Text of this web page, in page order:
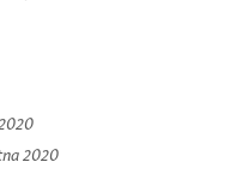
2020